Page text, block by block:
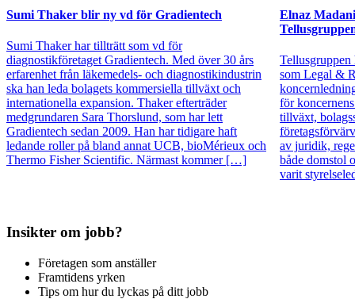
Sumi Thaker blir ny vd för Gradientech
Sumi Thaker har tillträtt som vd för
diagnostikföretaget Gradientech. Med över 30 års
erfarenhet från läkemedels- och diagnostikindustrin
ska han leda bolagets kommersiella tillväxt och
internationella expansion. Thaker efterträder
medgrundaren Sara Thorslund, som har lett
Gradientech sedan 2009. Han har tidigare haft
ledande roller på bland annat UCB, bioMérieux och
Thermo Fisher Scientific. Närmast kommer […]
Elnaz
som Legal &
för
tillväxt,
av juridik,
både domstol
varit
Insikter om jobb?
Företagen som anställer
Framtidens yrken
Tips om hur du lyckas på ditt jobb